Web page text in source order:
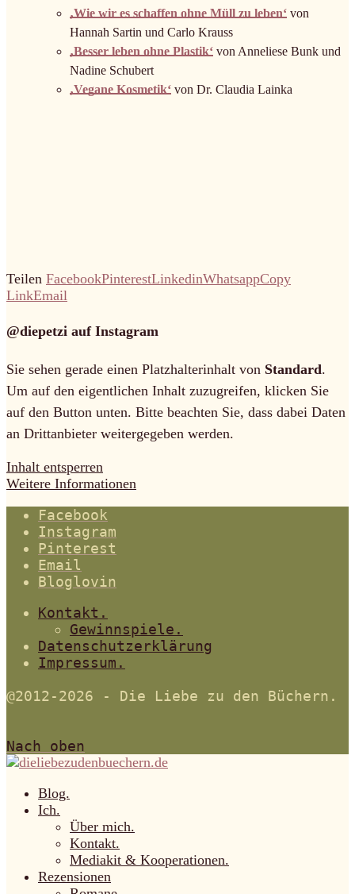
‚Wie wir es schaffen ohne Müll zu leben‘ von
Hannah Sartin und Carlo Krauss
‚Besser leben ohne Plastik‘ von Anneliese Bunk und
Nadine Schubert
‚Vegane Kosmetik‘ von Dr. Claudia Lainka
Teilen FacebookPinterestLinkedinWhatsappCopy
LinkEmail
@diepetzi auf Instagram
Sie sehen gerade einen Platzhalterinhalt von Standard.
Um auf den eigentlichen Inhalt zuzugreifen, klicken Sie
auf den Button unten. Bitte beachten Sie, dass dabei Daten
an Drittanbieter weitergegeben werden.
Inhalt entsperren
Weitere Informationen
Facebook
Instagram
Pinterest
Email
Bloglovin
Kontakt.
Gewinnspiele.
Datenschutzerklärung
Impressum.
@2012-2026 - Die Liebe zu den Büchern.
Nach oben
Blog.
Ich.
Über mich.
Kontakt.
Mediakit & Kooperationen.
Rezensionen